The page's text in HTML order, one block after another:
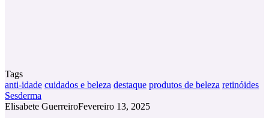
Tags
anti-idade cuidados e beleza destaque produtos de beleza retinóides
Sesderma
Elisabete GuerreiroFevereiro 13, 2025